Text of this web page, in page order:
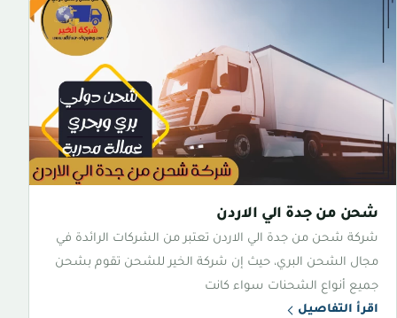
شحن من جدة الي الاردن
شركة شحن من جدة الي الاردن تعتبر من الشركات الرائدة في
مجال الشحن البري، حيث إن شركة الخير للشحن تقوم بشحن
جميع أنواع الشحنات سواء كانت
اقرأ التفاصيل